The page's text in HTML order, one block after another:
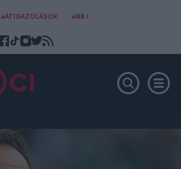
#ÁTIGAZOLÁSOK #NB I